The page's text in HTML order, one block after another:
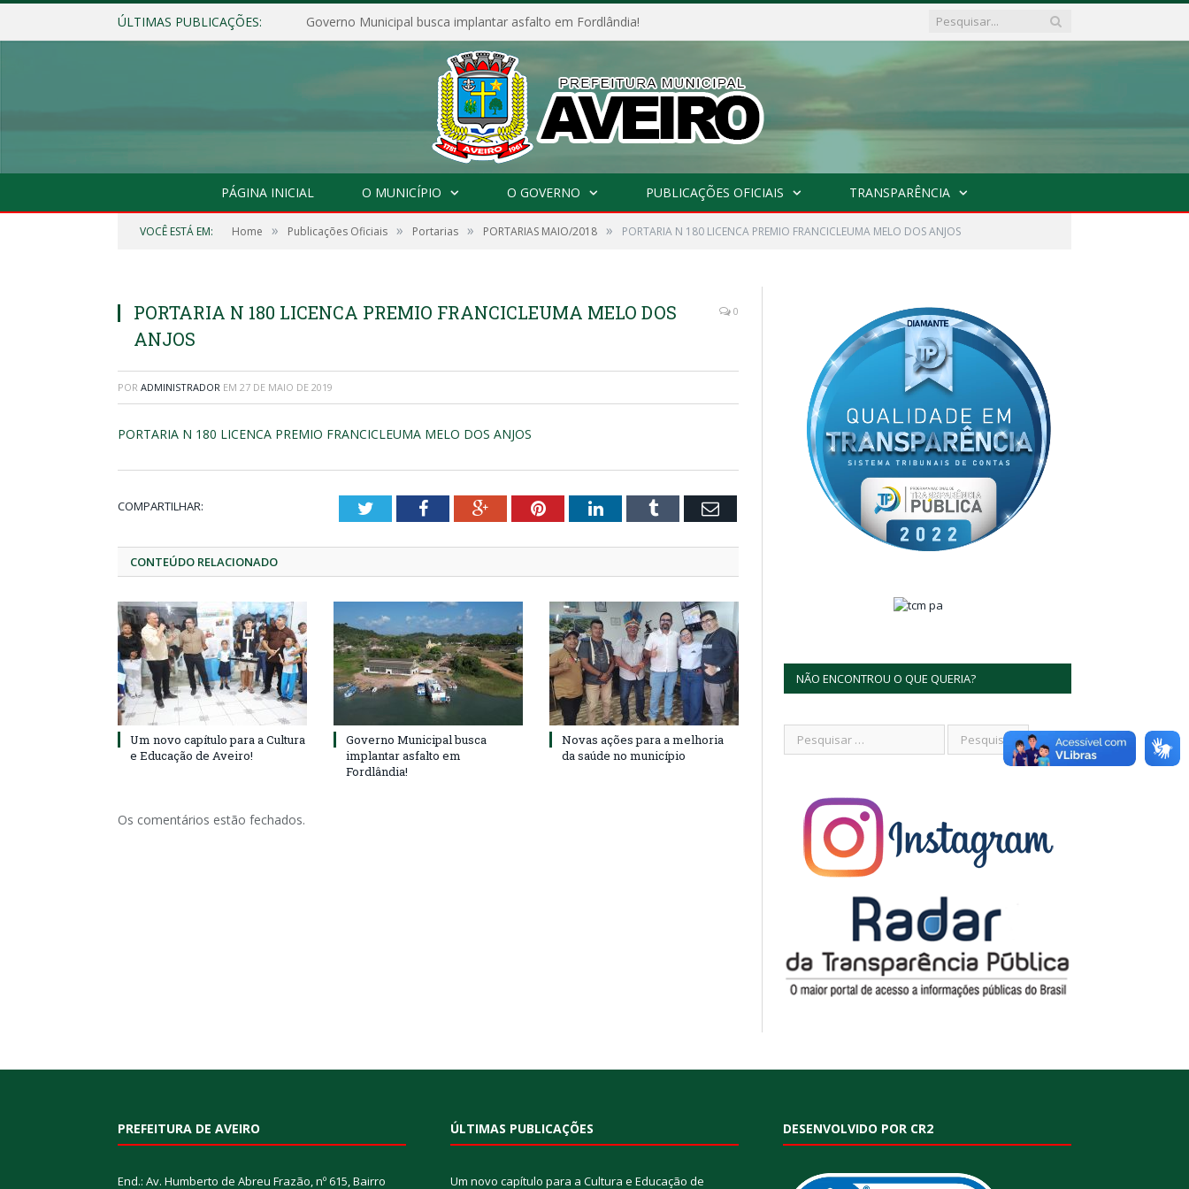
ÚLTIMAS PUBLICAÇÕES: Governo Municipal busca implantar asfalto em Fordlândia!
PÁGINA INICIAL O MUNICÍPIO O GOVERNO PUBLICAÇÕES OFICIAIS TRANSPARÊNCIA
VOCÊ ESTÁ EM: Home » Publicações Oficiais » Portarias » PORTARIAS MAIO/2018 » PORTARIA N 180 LICENCA PREMIO FRANCICLEUMA MELO DOS ANJOS
PORTARIA N 180 LICENCA PREMIO FRANCICLEUMA MELO DOS
ANJOS
0
POR ADMINISTRADOR EM 27 DE MAIO DE 2019
PORTARIA N 180 LICENCA PREMIO FRANCICLEUMA MELO DOS ANJOS
COMPARTILHAR: TwitterFacebookGoogle+PinterestLinkedInTumblr Email
CONTEÚDO RELACIONADO
Um novo capítulo para a Cultura
e Educação de Aveiro!
Governo Municipal busca
implantar asfalto em
Fordlândia!
Novas ações para a melhoria
da saúde no município
Os comentários estão fechados.
NÃO ENCONTROU O QUE QUERIA?
PREFEITURA DE AVEIRO
End.: Av. Humberto de Abreu Frazão, nº 615, Bairro
ÚLTIMAS PUBLICAÇÕES
Um novo capítulo para a Cultura e Educação de
DESENVOLVIDO POR CR2